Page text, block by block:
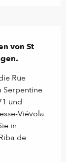
von St
Rue
Serpentine
und
Viévola
in
de